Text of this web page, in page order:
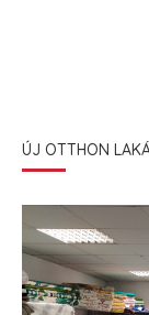
ÚJ OTTHON